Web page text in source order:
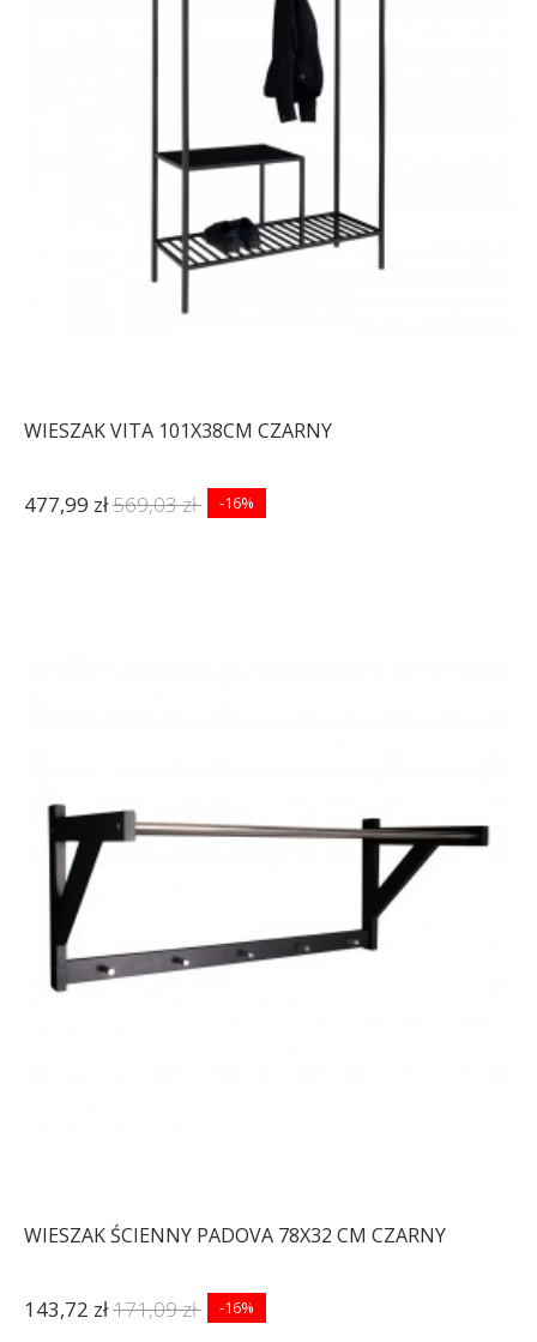
WIESZAK VITA 101X38CM CZARNY
477,99 zł569,03 zł -16%
WIESZAK ŚCIENNY PADOVA 78X32 CM CZARNY
143,72 zł171,09 zł -16%